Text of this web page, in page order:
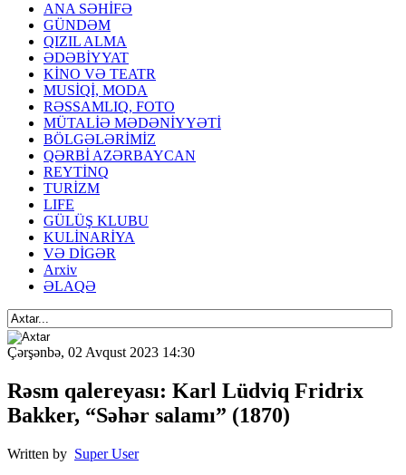
ANA SƏHİFƏ
GÜNDƏM
QIZIL ALMA
ƏDƏBİYYAT
KİNO VƏ TEATR
MUSİQİ, MODA
RƏSSAMLIQ, FOTO
MÜTALİƏ MƏDƏNİYYƏTİ
BÖLGƏLƏRİMİZ
QƏRBİ AZƏRBAYCAN
REYTİNQ
TURİZM
LIFE
GÜLÜŞ KLUBU
KULİNARİYA
VƏ DİGƏR
Arxiv
ƏLAQƏ
Çərşənbə, 02 Avqust 2023 14:30
Rəsm qalereyası: Karl Lüdviq Fridrix
Bakker, “Səhər salamı” (1870)
Written by Super User